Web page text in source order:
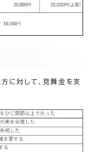
に対して、見舞金を支